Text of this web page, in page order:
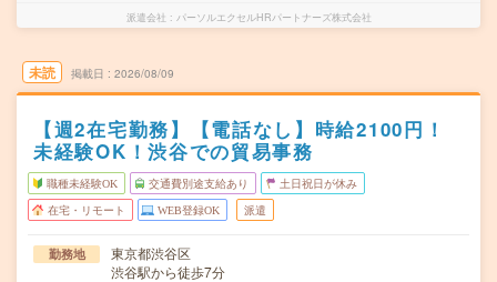
派遣会社 パーソルエクセルHRパートナーズ株式会社
未読 掲載日 2026/08/09
【週2在宅勤務】【電話なし】時給2100円！
未経験OK！渋谷での貿易事務
職種未経験OK 交通費別途支給あり 土日祝日が休み
在宅・リモート WEB登録OK 派遣
勤務地
東京都渋谷区
渋谷駅から徒歩7分